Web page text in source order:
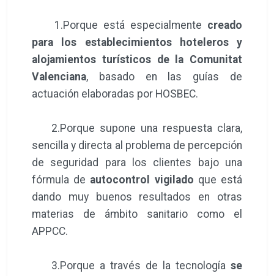
1.Porque está especialmente creado
para los establecimientos hoteleros y
alojamientos turísticos de la Comunitat
Valenciana, basado en las guías de
actuación elaboradas por HOSBEC.
2.Porque supone una respuesta clara,
sencilla y directa al problema de percepción
de seguridad para los clientes bajo una
fórmula de autocontrol vigilado que está
dando muy buenos resultados en otras
materias de ámbito sanitario como el
APPCC.
3.Porque a través de la tecnología se